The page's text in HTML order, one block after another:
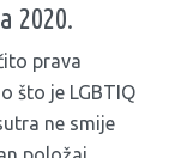
2020.
prava
što je LGBTIQ
ne smije